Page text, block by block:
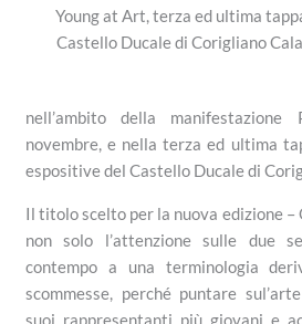
Young at Art, terza ed ultima
Castello Ducale di Corigliano
nell’ambito della
novembre, e nella terza ed ultima
espositive del Castello Ducale di
Il titolo scelto per la nuova edizione
non solo l’attenzione sulle due
contempo a una terminologia
scommesse, perché puntare
suoi rappresentanti più giovani e